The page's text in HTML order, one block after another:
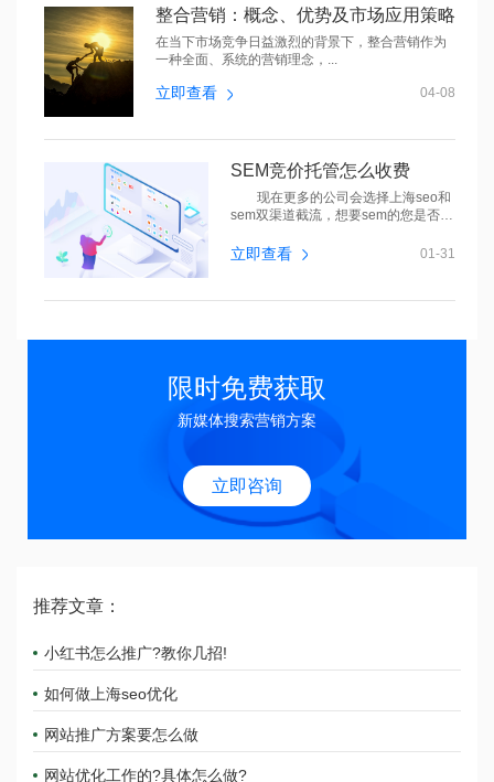
整合营销：概念、优势及市场应用策略
在当下市场竞争日益激烈的背景下，整合营销作为
一种全面、系统的营销理念，...
立即查看 04-08
SEM竞价托管怎么收费
现在更多的公司会选择上海seo和
sem双渠道截流，想要sem的您是否有
立即查看 01-31
限时免费获取
新媒体搜索营销方案
立即咨询
推荐文章：
小红书怎么推广?教你几招!
如何做上海seo优化
网站推广方案要怎么做
网站优化工作的?具体怎么做?